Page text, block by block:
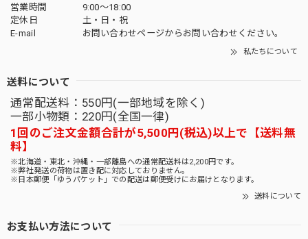
営業時間
9:00〜18:00
定休日
土・日・祝
E-mail
お問い合わせページからお問い合わせください。
私たちについて
送料について
通常配送料：550円(一部地域を除く)
一部小物類：220円(全国一律)
1回のご注文金額合計が5,500円(税込)以上で【送料無
料】
※北海道・東北・沖縄・一部離島への通常配送料は2,200円です。
※弊社発送の荷物は置き配に対応しておりません。
※日本郵便「ゆうパケット」での配送は郵便受けにお届けとなります。
送料について
お支払い方法について